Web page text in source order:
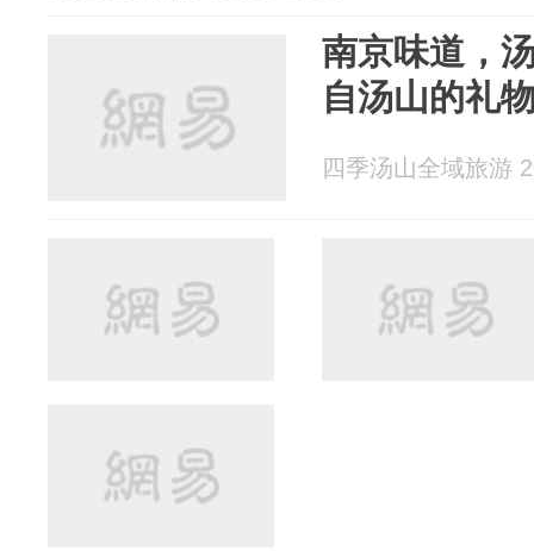
南京味道，
自汤山的礼
四季汤山全域旅游